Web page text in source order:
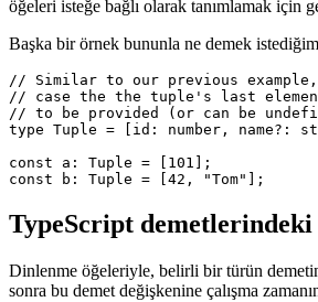
öğeleri isteğe bağlı olarak tanımlamak için
Başka bir örnek bununla ne demek
// Similar to our previous
// case the the tuple's last
// to be provided (or can be
type Tuple = [id: number, name?:
TypeScript demetlerindeki